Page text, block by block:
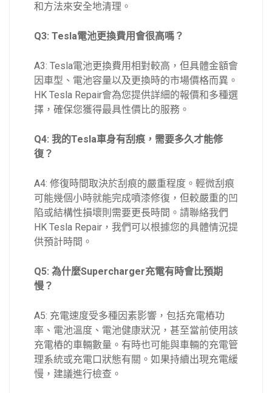
和方法來安全地清理。
Q3: Tesla電池更換費用會很高嗎？
A3: Tesla電池更換費用相對較高，但具體金額會
因車型、電池容量以及更換時的市場價格而異。
HK Tesla Repair會為您提供詳細的報價和多種選
擇，確保您獲得最具性價比的服務。
Q4: 我的Tesla車身有刮痕，需要多久才能修
復？
A4: 修復時間取決於刮痕的嚴重程度。輕微刮痕
可能幾個小時就能完成噴漆修復，但較嚴重的凹
陷或結構性損壞則需要更長時間。請聯絡我們
HK Tesla Repair，我們可以根據您的具體情況提
供預計時間。
Q5: 為什麼Supercharger充電有時會比預期
慢？
A5: 充電速度受多種因素影響，包括充電樁功
率、電池溫度、電池健康狀況，甚至當前使用該
充電樁的車輛數量。有時也可能與車輛的充電管
理系統或充電口狀態有關。如果持續出現充電緩
慢，建議進行檢查。